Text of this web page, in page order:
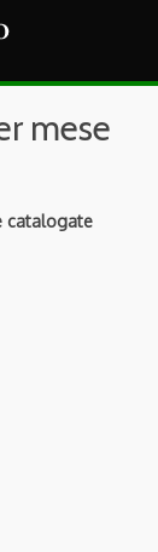
mese
catalogate